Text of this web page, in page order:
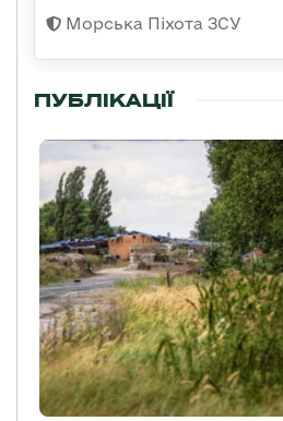
Морська Піхота ЗСУ
ПУБЛІКАЦІЇ